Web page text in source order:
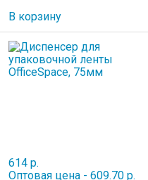
В корзину
614 р.
Оптовая цена - 609.70 р.